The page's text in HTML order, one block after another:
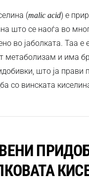
(malic acid) е
што се наоѓа во
во јаболката. Таа е
метаболизам и има
што ја прави
со винската